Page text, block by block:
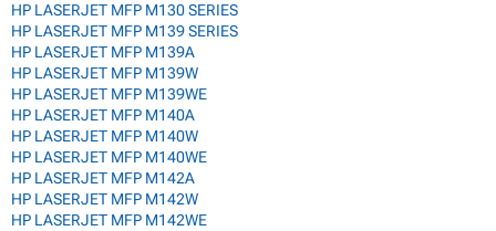
HP LASERJET MFP M130 SERIES
HP LASERJET MFP M139 SERIES
HP LASERJET MFP M139A
HP LASERJET MFP M139W
HP LASERJET MFP M139WE
HP LASERJET MFP M140A
HP LASERJET MFP M140W
HP LASERJET MFP M140WE
HP LASERJET MFP M142A
HP LASERJET MFP M142W
HP LASERJET MFP M142WE